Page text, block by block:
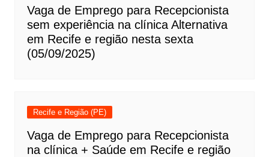
Vaga de Emprego para Recepcionista
sem experiência na clínica Alternativa
em Recife e região nesta sexta
(05/09/2025)
Recife e Região (PE)
Vaga de Emprego para Recepcionista
na clínica + Saúde em Recife e região